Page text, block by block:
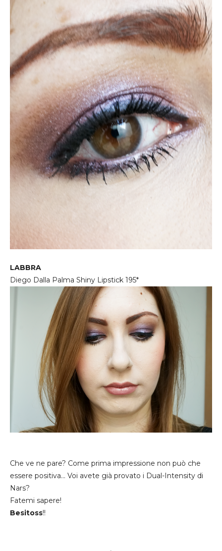
LABBRA
Diego Dalla Palma Shiny Lipstick 195*
Che ve ne pare? Come prima impressione non può che
essere positiva... Voi avete già provato i Dual-Intensity di
Nars?
Fatemi sapere!
Besitoss!!